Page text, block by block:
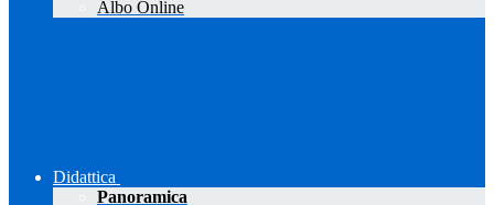
Albo Online
Didattica
Panoramica